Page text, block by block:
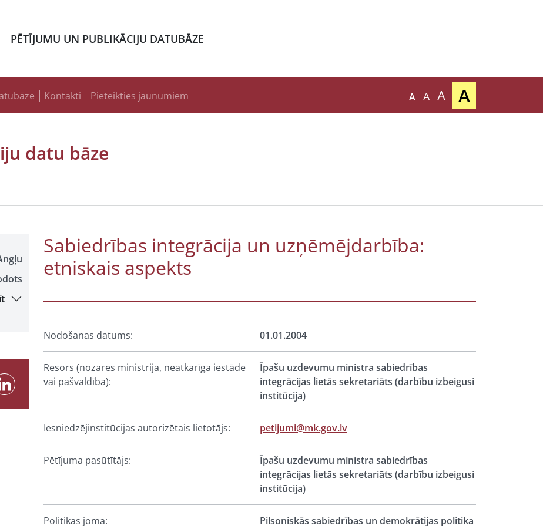
PĒTĪJUMU UN PUBLIKĀCIJU DATUBĀZE
Kontakti Pieteikties jaunumiem A A A A
datu bāze
Sabiedrības integrācija un uzņēmējdarbība:
etniskais aspekts
Nodošanas datums: 01.01.2004
Resors (nozares ministrija, neatkarīga iestāde
vai pašvaldība):
Īpašu uzdevumu ministra sabiedrības
integrācijas lietās sekretariāts (darbību izbeigusi
institūcija)
Iesniedzējinstitūcijas autorizētais lietotājs: petijumi@mk.gov.lv
Pētījuma pasūtītājs:
Īpašu uzdevumu ministra sabiedrības
integrācijas lietās sekretariāts (darbību izbeigusi
institūcija)
Politikas joma: Pilsoniskās sabiedrības un demokrātijas politika